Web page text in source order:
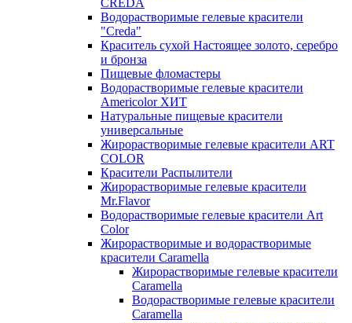
CREDA
Водорастворимые гелевые красители
"Creda"
Краситель сухой Настоящее золото, серебро
и бронза
Пищевые фломастеры
Водорастворимые гелевые красители
Americolor ХИТ
Натуральные пищевые красители
универсальные
Жирорастворимые гелевые красители ART
COLOR
Красители Распылители
Жирорастворимые гелевые красители
Mr.Flavor
Водорастворимые гелевые красители Art
Color
Жирорастворимые и водорастворимые
красители Caramella
Жирорастворимые гелевые красители
Caramella
Водорастворимые гелевые красители
Caramella